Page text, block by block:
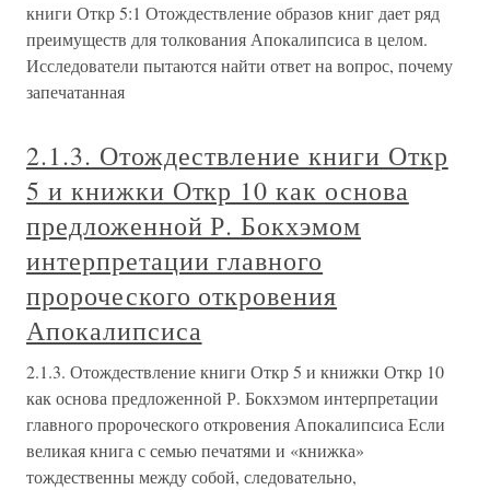
книги Откр 5:1 Отождествление образов книг дает ряд
преимуществ для толкования Апокалипсиса в целом.
Исследователи пытаются найти ответ на вопрос, почему
запечатанная
2.1.3. Отождествление книги Откр
5 и книжки Откр 10 как основа
предложенной Р. Бокхэмом
интерпретации главного
пророческого откровения
Апокалипсиса
2.1.3. Отождествление книги Откр 5 и книжки Откр 10
как основа предложенной Р. Бокхэмом интерпретации
главного пророческого откровения Апокалипсиса Если
великая книга с семью печатями и «книжка»
тождественны между собой, следовательно,